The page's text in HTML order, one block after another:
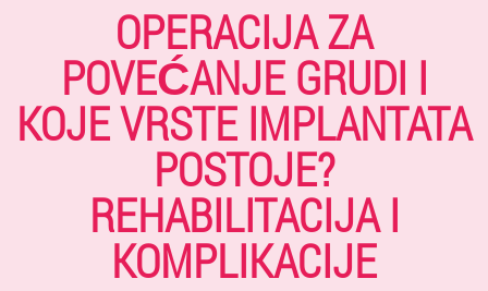
OPERACIJA ZA
POVEĆANJE GRUDI I
KOJE VRSTE IMPLANTATA
POSTOJE?
REHABILITACIJA I
KOMPLIKACIJE